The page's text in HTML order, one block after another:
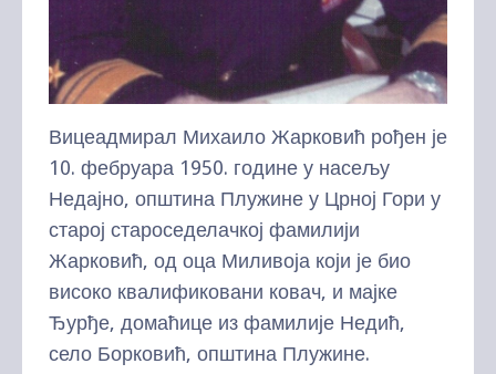
Вицеадмирал Михаило Жарковић рођен је
10. фебруара 1950. године у насељу
Недајно, општина Плужине у Црној Гори у
старој староседелачкој фамилији
Жарковић, од оца Миливоја који је био
високо квалификовани ковач, и мајке
Ђурђе, домаћице из фамилије Недић,
село Борковић, општина Плужине.